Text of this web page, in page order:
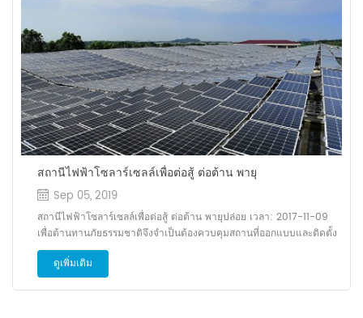
รายเดือน) ค่าใช้จ่ายจะเป็น 774 เยน ต่อ เดือนและ 9288 เยน ต่อ ปี. เมื่อ
เท่ากับ 7 เยน เงื่อนไขการรับรองใหม่เช่น "ภูมิภาค การใช้ประโยชน์ ข้อ
กำหนด" ราคาซื้อขายไฟฟ้าพลังงานแสงอาทิตย์เชิงพาณิชย์ในปี
ปีงบประมาณ 2563 คือ 13 เยน / กิโลวัตต์ชั่วโมง สำหรับ 10kW หรือ
มากกว่าและน้อยกว่า 50kW, 12 เยน / กิโลวัตต์ชั่วโมง สำหรับ 50kW
หรือมากกว่าและน้อยกว่า 250kW และราคาถูกกำหนดโดยระบบประมูล
สำหรับ 250kW หรือ เพิ่มเติม. ขยายเป้าหมายของระบบการเสนอราคา
แล้ว จาก 500kW หรือมากกว่านั้น ไกล. นอกจากนี้ธุรกิจขนาดเล็กที่เรียก
ว่าการผลิตไฟฟ้าเซลล์แสงอาทิตย์ 10 กิโลวัตต์หรือมากกว่าและน้อยกว่า
50 กิโลวัตต์เป็นข้อกำหนดสำหรับการรับรองความพอดี "การบริโภคเอง
ประเภทข้อกำหนดการใช้ประโยชน์ในท้องถิ่น" เช่นมีไว้สำหรับ บริโภคเอง
พิมพ์ตอนเกิดภัย ชุด. FIT. ในทางกลับกันระบบ Fit ได้ยุติการสนับสนุน
สำหรับ ประเภทฟิลด์ แล้ว ประกอบกิจการจำหน่ายไฟฟ้า ไฟฟ้า. การ
บริโภคเอง อัตรา 30% หรือมากกว่านั้นจำเป็นสำหรับการผลิตไฟฟ้า
พลังงานแสงอาทิตย์ขนาดเล็กเพื่อให้ได้รับการยอมรับว่าเป็นข้อกำหนด
สำหรับภูมิภาค การใช้งาน นอกจากนี้ยังจำเป็นต้องมีฟังก์ชันการทำงาน
แบบยั่งยืนในกรณีที่ไฟฟ้าดับ ของ พลังงานแสงอาทิตย์สำหรับธุรกิจขนาด
สถานีไฟฟ้าโซลาร์เซลล์เพื่อต่อสู้ ต่อต้าน พายุ
Sep 05, 2019
สถานีไฟฟ้าโซลาร์เซลล์เพื่อต่อสู้ ต่อต้าน พายุปล่อย เวลา: 2017-11-09
เพื่อต้านทานภัยธรรมชาติจึงจำเป็นต้องควบคุมสถานที่ออกแบบและติดตั้ง
ไฟฟ้าโซลาร์เซลล์ สถานี หลังจากการก่อสร้างสถานีไฟฟ้าแล้วเสร็จ
อย่างไร เพื่อป้องกันภัยธรรมชาติได้อย่างมีประสิทธิภาพบทบาทของการ
ดำเนินการและการบำรุงรักษาในภายหลังไม่สามารถมองข้ามไปได้ขั้นตอน
ดูเพิ่มเติม